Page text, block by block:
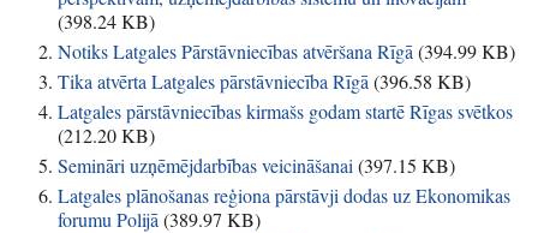
(398.24 KB)
Notiks Latgales Pārstāvniecības atvēršana Rīgā (394.99 KB)
Tika atvērta Latgales pārstāvniecība Rīgā (396.58 KB)
Latgales pārstāvniecības kirmašs godam startē Rīgas svētkos
(212.20 KB)
Semināri uzņēmējdarbības veicināšanai (397.15 KB)
Latgales plānošanas reģiona pārstāvji dodas uz Ekonomikas
forumu Polijā (389.97 KB)